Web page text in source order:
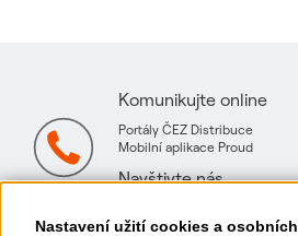
Nastavení užití cookies a
Komunikujte online
Portály ČEZ Distribuce
Mobilní aplikace Proud
Navštivte nás